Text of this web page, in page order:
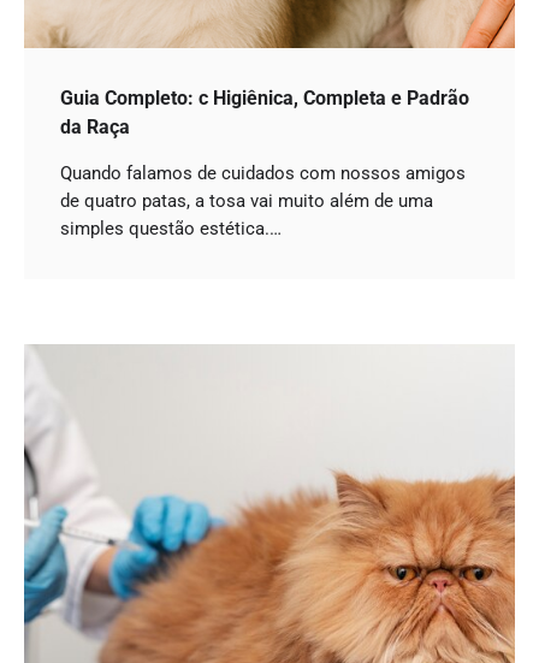
Guia Completo: c Higiênica, Completa e Padrão
da Raça
Quando falamos de cuidados com nossos amigos
de quatro patas, a tosa vai muito além de uma
simples questão estética.…